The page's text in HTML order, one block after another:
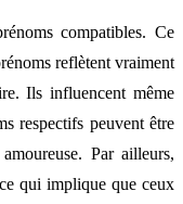
compatibles. Ce
reflètent vraiment
Ils influencent même
respectifs peuvent être
Par ailleurs,
qui implique que ceux